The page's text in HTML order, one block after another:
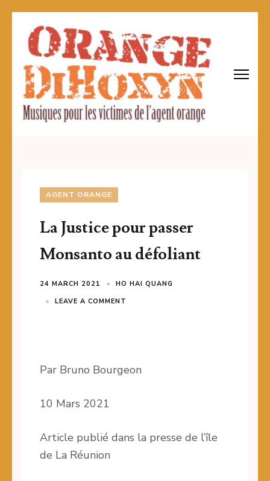
content
(Press
Enter)
AGENT ORANGE
La Justice pour passer
Monsanto au défoliant
24 MARCH 2021
HO HAI QUANG
LEAVE A COMMENT
Par Bruno Bourgeon
10 Mars 2021
Article publié dans la presse de l’île
de La Réunion